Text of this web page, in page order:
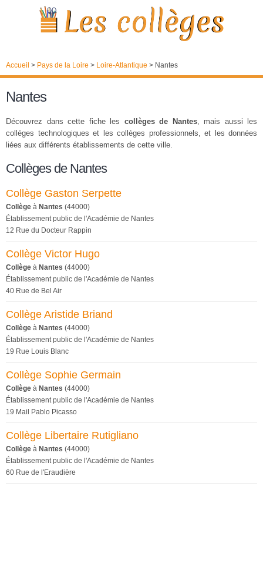
Accueil > Pays de la Loire > Loire-Atlantique > Nantes
Nantes
Découvrez dans cette fiche les collèges de Nantes, mais aussi les
colléges technologiques et les collèges professionnels, et les données
liées aux différents établissements de cette ville.
Collèges de Nantes
Collège Gaston Serpette
Collège à Nantes (44000)
Établissement public de l'Académie de Nantes
12 Rue du Docteur Rappin
Collège Victor Hugo
Collège à Nantes (44000)
Établissement public de l'Académie de Nantes
40 Rue de Bel Air
Collège Aristide Briand
Collège à Nantes (44000)
Établissement public de l'Académie de Nantes
19 Rue Louis Blanc
Collège Sophie Germain
Collège à Nantes (44000)
Établissement public de l'Académie de Nantes
19 Mail Pablo Picasso
Collège Libertaire Rutigliano
Collège à Nantes (44000)
Établissement public de l'Académie de Nantes
60 Rue de l'Eraudière